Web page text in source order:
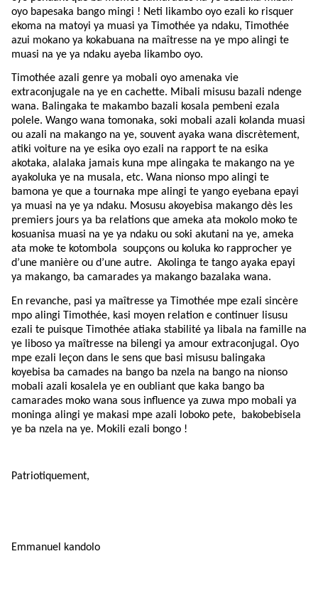
oyo bapesaka bango mingi ! Neti likambo oyo ezali ko risquer
ekoma na matoyi ya muasi ya Timothée ya ndaku, Timothée
azui mokano ya kokabuana na maîtresse na ye mpo alingi te
muasi na ye ya ndaku ayeba likambo oyo.
Timothée azali genre ya mobali oyo amenaka vie
extraconjugale na ye en cachette. Mibali misusu bazali ndenge
wana. Balingaka te makambo bazali kosala pembeni ezala
polele. Wango wana tomonaka, soki mobali azali kolanda muasi
ou azali na makango na ye, souvent ayaka wana discrètement,
atiki voiture na ye esika oyo ezali na rapport te na esika
akotaka, alalaka jamais kuna mpe alingaka te makango na ye
ayakoluka ye na musala, etc. Wana nionso mpo alingi te
bamona ye que a tournaka mpe alingi te yango eyebana epayi
ya muasi na ye ya ndaku. Mosusu akoyebisa makango dès les
premiers jours ya ba relations que ameka ata mokolo moko te
kosuanisa muasi na ye ya ndaku ou soki akutani na ye, ameka
ata moke te kotombola soupçons ou koluka ko rapprocher ye
d’une manière ou d’une autre. Akolinga te tango ayaka epayi
ya makango, ba camarades ya makango bazalaka wana.
En revanche, pasi ya maîtresse ya Timothée mpe ezali sincère
mpo alingi Timothée, kasi moyen relation e continuer lisusu
ezali te puisque Timothée atiaka stabilité ya libala na famille na
ye liboso ya maîtresse na bilengi ya amour extraconjugal. Oyo
mpe ezali leçon dans le sens que basi misusu balingaka
koyebisa ba camades na bango ba nzela na bango na nionso
mobali azali kosalela ye en oubliant que kaka bango ba
camarades moko wana sous influence ya zuwa mpo mobali ya
moninga alingi ye makasi mpe azali loboko pete,
bakobebisela
ye ba nzela na ye. Mokili ezali bongo !
Patriotiquement,
Emmanuel kandolo